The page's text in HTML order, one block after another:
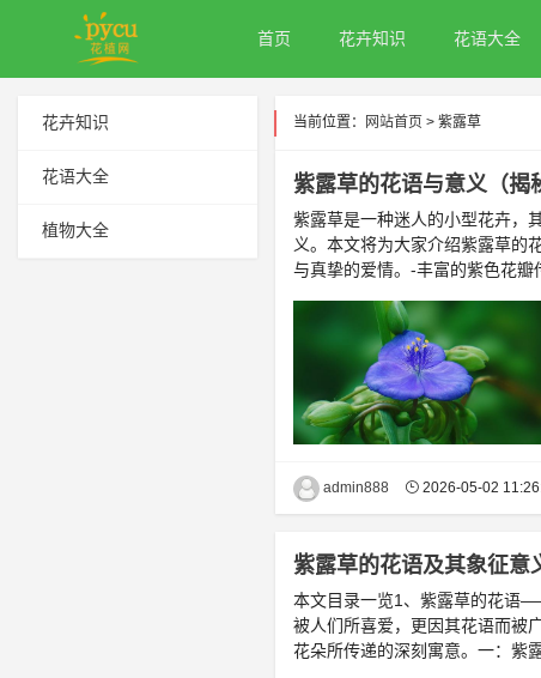
首页 花卉知识 花语大全
当前位置： 网站首页 > 紫露草
紫露草的花语与意义（揭
紫露草是一种迷人的小型花卉，
义。本文将为大家介绍紫露草的
与真挚的爱情。-丰富的紫色花瓣
admin888 2026-05-02
紫露草的花语及其象征意
本文目录一览1、紫露草的花语
被人们所喜爱，更因其花语而被
花朵所传递的深刻寓意。一：紫
花卉知识
花语大全
植物大全